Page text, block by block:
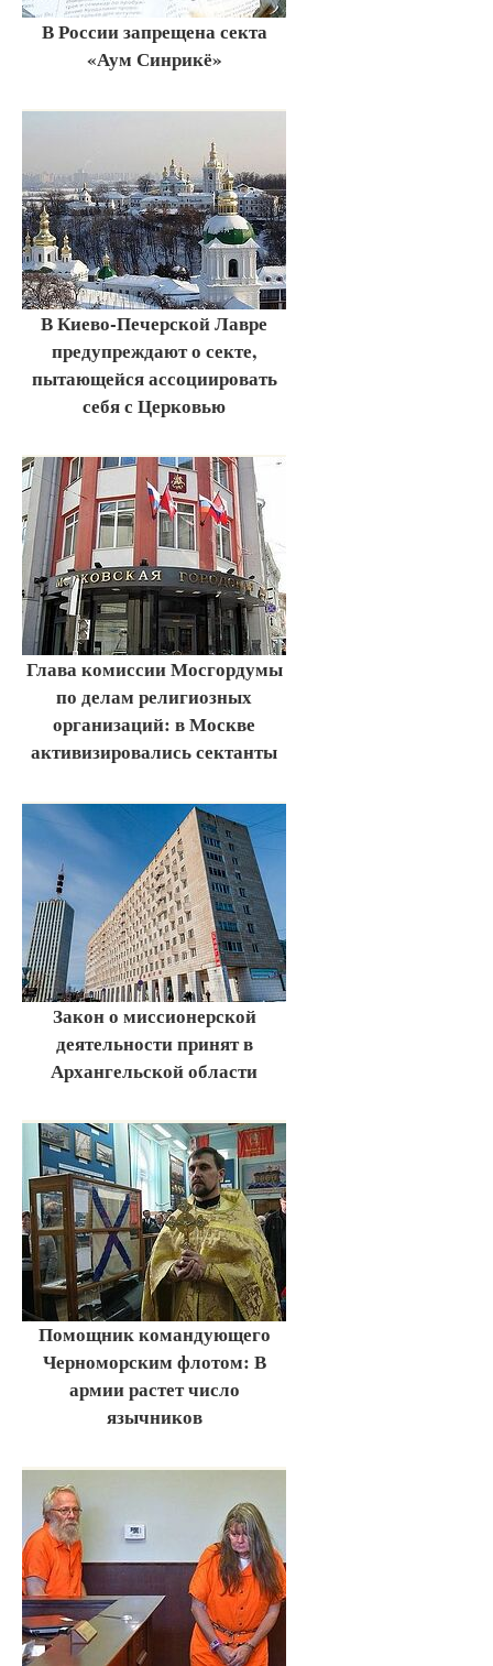
В России запрещена секта
«Аум Синрикё»
В Киево-Печерской Лавре
предупреждают о секте,
пытающейся ассоциировать
себя с Церковью
Глава комиссии Мосгордумы
по делам религиозных
организаций: в Москве
активизировались сектанты
Закон о миссионерской
деятельности принят в
Архангельской области
Помощник командующего
Черноморским флотом: В
армии растет число
язычников